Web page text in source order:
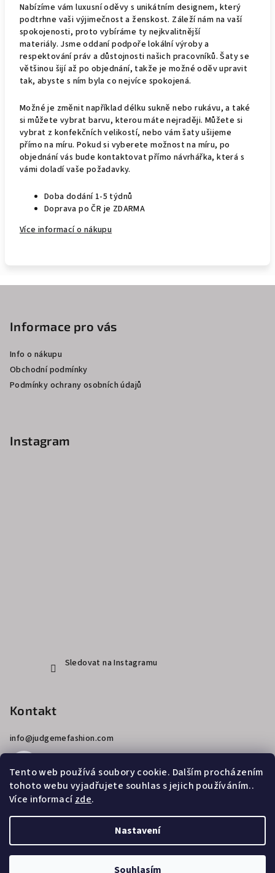
Tento web používá soubory cookie. Dalším procházením
tohoto webu vyjadřujete souhlas s jejich používáním..
Více informacízde.
Nastavení
Souhlasím
Nabízíme vám luxusní oděvy s unikátním designem, který
podtrhne vaši výjimečnost a ženskost. Záleží nám na vaší
spokojenosti, proto vybíráme ty nejkvalitnější
materiály. Jsme oddaní podpoře lokální výroby a
respektování práv a důstojnosti našich pracovníků. Šaty se
většinou šijí až po objednání, takže je možné oděv upravit
tak, abyste s ním byla co nejvíce spokojená.
Možné je změnit například délku sukně nebo rukávu, a také
si můžete vybrat barvu, kterou máte nejraději. Můžete si
vybrat z konfekčních velikostí, nebo vám šaty ušijeme
přímo na míru. Pokud si vyberete možnost na míru, po
objednání vás bude kontaktovat přímo návrhářka, která s
vámi doladí vaše požadavky.
Doba dodání 1-5 týdnů
Doprava po ČR je ZDARMA
Více informací o nákupu
Informace pro vás
Info o nákupu
Obchodní podmínky
Podmínky ochrany osobních údajů
Instagram
Sledovat na Instagramu
Kontakt
info@judgemefashion.com
JUDGE ME. Všechna práva vyhrazena.
Vytvořil Shoptet